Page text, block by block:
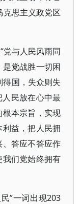
克思主义政党区
党与人民风雨同
党战胜一切困
得国，失众则失
人民放在心中最
本宗旨，实现
益，把人民拥
答应不答应作
们党始终拥有
”一词出现203